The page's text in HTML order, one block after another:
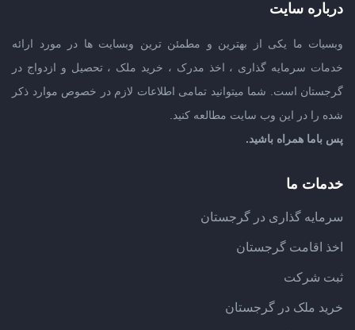
درباره سایت
وبسیات ما یکی از بهترین و مطمئن ترین وبسایت ها در مورد ارائه
خدمات سرمایه گذاری ، اخذ مدرک ، خرید ملک ، تحصیل و ازدواج در
گرجستان است. شما میتوانید تمامی اطلاعات لازم در خصوص موارد ذکر
شده را در این وب سایت مطالعه کنید.
پس باما همراه باشید.
خدمات ما
سرمایه گذاری در گرجستان
اخذ اقامت گرجستان
ثبت شرکت
خرید ملک در گرجستان